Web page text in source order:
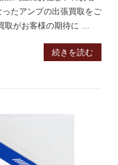
たアンプの出張買取をご
取がお客様の期待に …
続きを読む